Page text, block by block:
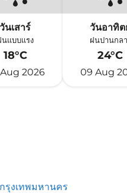
วันเสาร์
นแบบแรง
18°C
2026
วันอาทิต
ฝนปานกล
24°C
09 Aug
กรุงเทพมหานคร